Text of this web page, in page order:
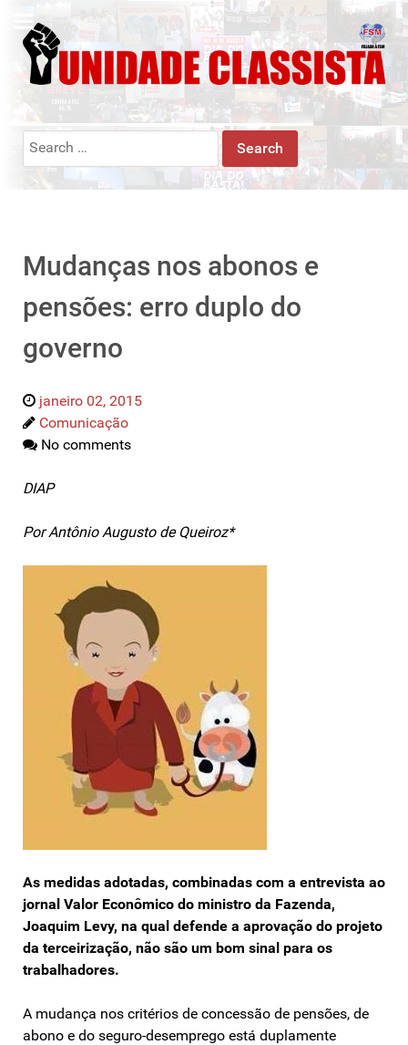
Search
Mudanças nos abonos e
pensões: erro duplo do
governo
janeiro 02, 2015
Comunicação
No comments
DIAP
Por Antônio Augusto de Queiroz*
As medidas adotadas, combinadas com a entrevista ao
jornal Valor Econômico do ministro da Fazenda,
Joaquim Levy, na qual defende a aprovação do projeto
da terceirização, não são um bom sinal para os
trabalhadores.
A mudança nos critérios de concessão de pensões, de
abono e do seguro-desemprego está duplamente